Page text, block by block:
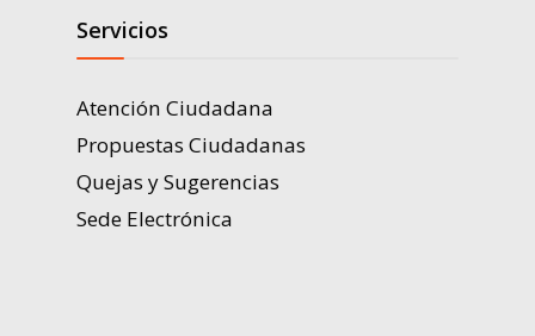
Servicios
Atención Ciudadana
Propuestas Ciudadanas
Quejas y Sugerencias
Sede Electrónica